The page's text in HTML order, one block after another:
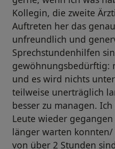
Kollegin, die zweite
Auftreten her das
unfreundlich und
Sprechstundenhilfen
gewöhnungsbedürftig:
und es wird nichts
teilweise unerträglich
besser zu managen.
Leute wieder
länger warten
von über 2 Stunden